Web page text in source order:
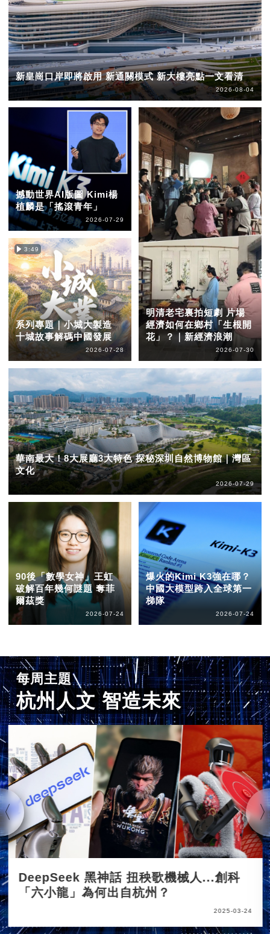
新皇崗口岸即將啟用 新通關模式 新大樓亮點一文看清
2026-08-04
撼動世界AI版圖 Kimi楊
植麟是「搖滾青年」
2026-07-29
3:49
系列專題｜小城大製造
十城故事解碼中國發展
2026-07-28
明清老宅裏拍短劇 片場
經濟如何在鄉村「生根開
花」？｜新經濟浪潮
2026-07-30
華南最大！8大展廳3大特色 探秘深圳自然博物館｜灣區
文化
2026-07-29
90後「數學女神」王虹
破解百年幾何謎題 奪菲
爾茲獎
2026-07-24
爆火的Kimi K3強在哪？
中國大模型跨入全球第一
梯隊
2026-07-24
每周主題
杭州人文 智造未來
DeepSeek 黑神話 扭秧歌機械人...創科
「六小龍」為何出自杭州？
2025-03-24